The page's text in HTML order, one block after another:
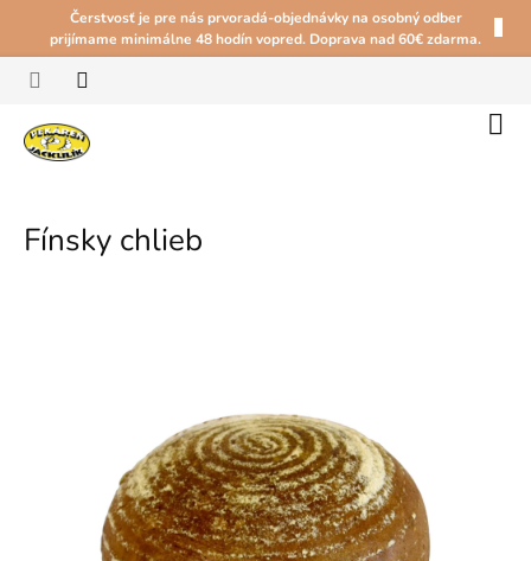
obsah
Čerstvosť je pre nás prvoradá-objednávky na osobný odber
prijímame minimálne 48 hodín vopred. Doprava nad 60€ zdarma.
Fínsky chlieb